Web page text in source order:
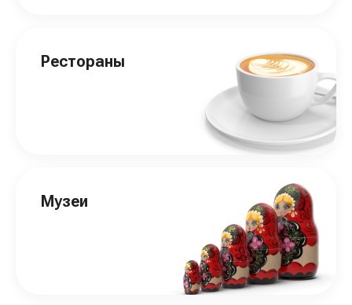
Рестораны
Музеи